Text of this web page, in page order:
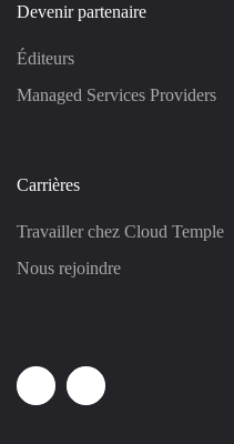
Devenir partenaire
Éditeurs
Managed Services Providers
Carrières
Travailler chez Cloud Temple
Nous rejoindre
LinkedinYoutube